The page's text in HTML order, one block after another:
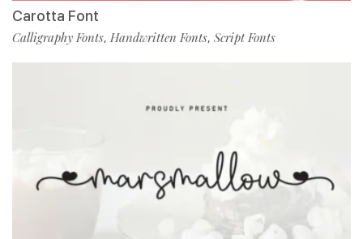
Carotta Font
Calligraphy Fonts, Handwritten Fonts, Script Fonts